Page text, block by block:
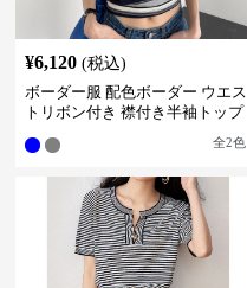
¥6,120 (税込)
ボーダー服 配色ボーダー ウエス
トリボン付き 襟付き半袖トップ
全2色